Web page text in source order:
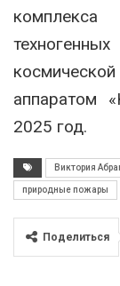
аппаратом
2025 год.
Виктория
природные пожары
Поделиться